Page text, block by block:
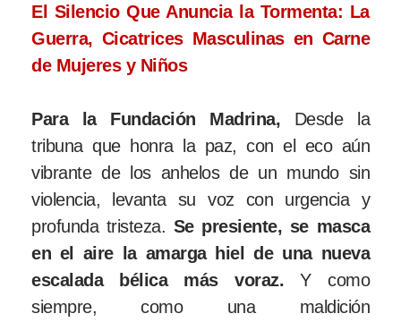
El Silencio Que Anuncia la Tormenta: La
Guerra, Cicatrices Masculinas en Carne
de Mujeres y Niños
Para la Fundación Madrina, Desde la
tribuna que honra la paz, con el eco aún
vibrante de los anhelos de un mundo sin
violencia, levanta su voz con urgencia y
profunda tristeza. Se presiente, se masca
en el aire la amarga hiel de una nueva
escalada bélica más voraz. Y como
siempre, como una maldición